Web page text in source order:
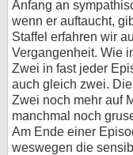
Anfang an
wenn er auftaucht,
Staffel erfahren wir
Vergangenheit. Wie
Zwei in fast jeder
auch gleich zwei.
Zwei noch mehr auf
manchmal noch
Am Ende einer
weswegen die